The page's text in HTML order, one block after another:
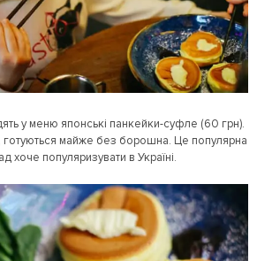
у меню японські панкейки-суфле (60 грн).
готуються майже без борошна. Це популярна
хоче популяризувати в Україні.